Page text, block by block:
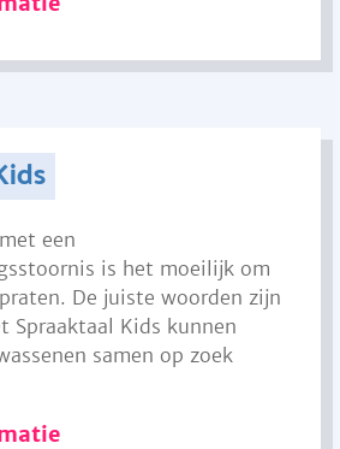
een
is het moeilijk om
De juiste woorden zijn
Spraaktaal Kids kunnen
samen op zoek